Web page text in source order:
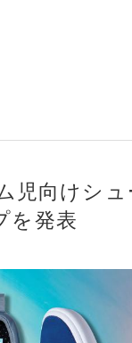
児向けシ
を発表